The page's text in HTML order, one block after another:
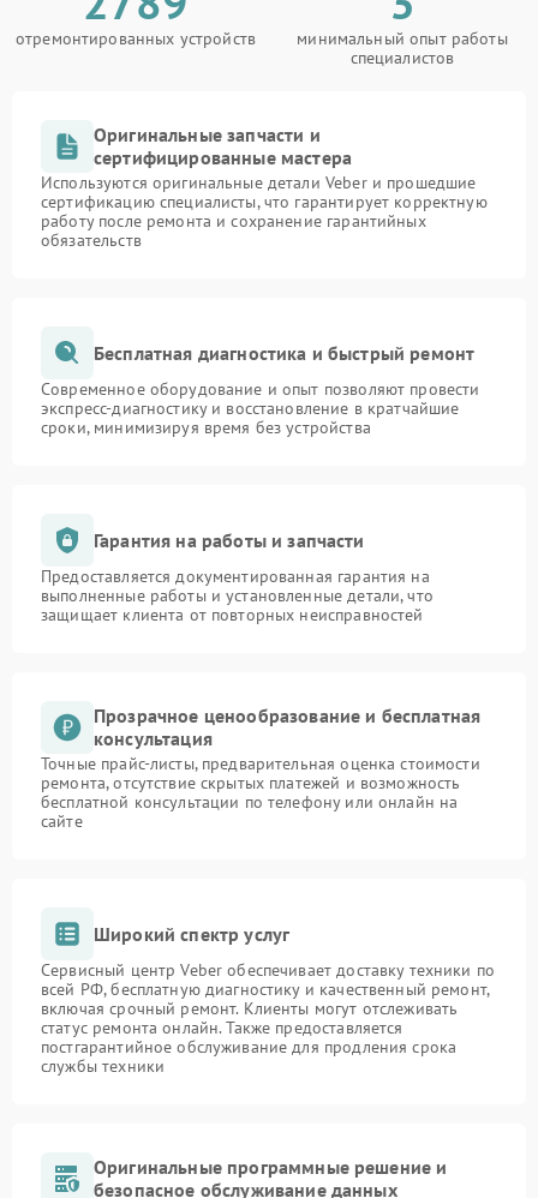
отремонтированных устройств
минимальный опыт работы
специалистов
Оригинальные запчасти и
сертифицированные мастера
Используются оригинальные детали Veber и прошедшие
сертификацию специалисты, что гарантирует корректную
работу после ремонта и сохранение гарантийных
обязательств
Бесплатная диагностика и быстрый ремонт
Современное оборудование и опыт позволяют провести
экспресс-диагностику и восстановление в кратчайшие
сроки, минимизируя время без устройства
Гарантия на работы и запчасти
Предоставляется документированная гарантия на
выполненные работы и установленные детали, что
защищает клиента от повторных неисправностей
Прозрачное ценообразование и бесплатная
консультация
Точные прайс-листы, предварительная оценка стоимости
ремонта, отсутствие скрытых платежей и возможность
бесплатной консультации по телефону или онлайн на
сайте
Широкий спектр услуг
Сервисный центр Veber обеспечивает доставку техники по
всей РФ, бесплатную диагностику и качественный ремонт,
включая срочный ремонт. Клиенты могут отслеживать
статус ремонта онлайн. Также предоставляется
постгарантийное обслуживание для продления срока
службы техники
Оригинальные программные решение и
безопасное обслуживание данных